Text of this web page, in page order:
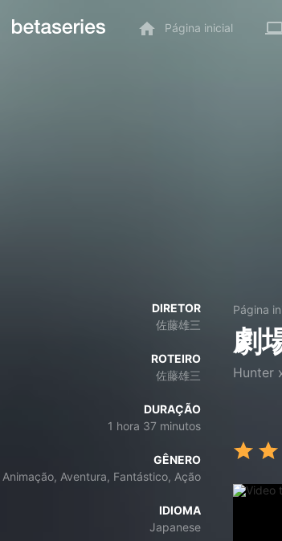
Página inicial
DIRETOR
佐藤雄三
ROTEIRO
佐藤雄三
DURAÇÃO
1 hora 37 minutos
GÊNERO
Animação, Aventura, Fantástico, Ação
IDIOMA
Japanese
Página
劇
Hunter